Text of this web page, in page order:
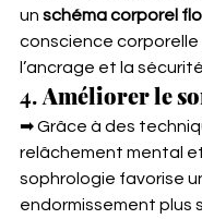
un schéma corporel
conscience corporelle
l’ancrage et la
4. Améliorer le
➡ Grâce à des
relâchement mental
sophrologie favorise
endormissement plus